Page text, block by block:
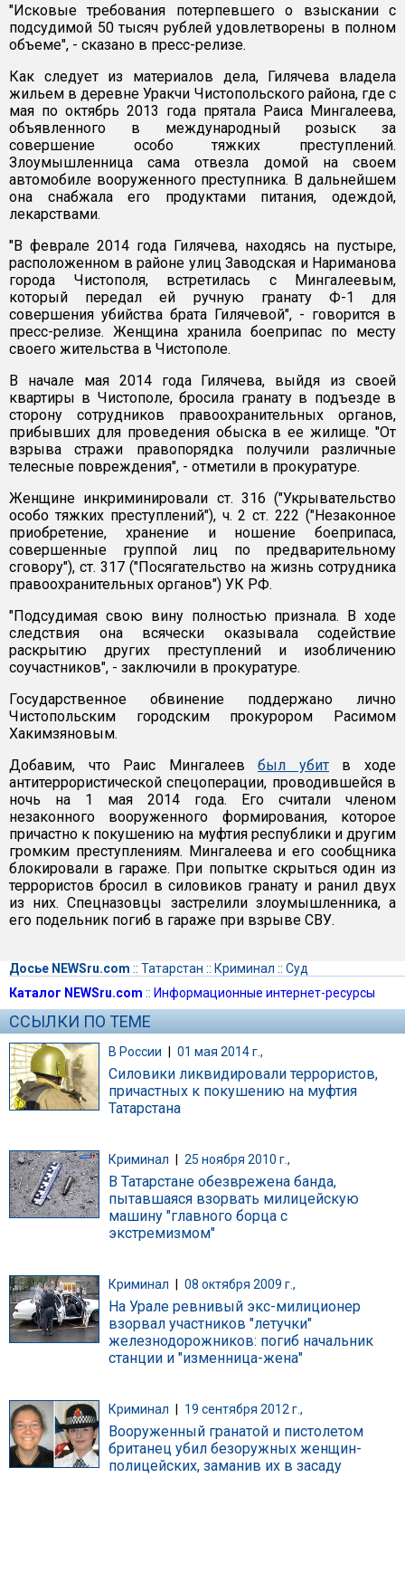
"Исковые требования потерпевшего о взыскании с
подсудимой 50 тысяч рублей удовлетворены в полном
объеме", - сказано в пресс-релизе.
Как следует из материалов дела, Гилячева владела
жильем в деревне Уракчи Чистопольского района, где с
мая по октябрь 2013 года прятала Раиса Мингалеева,
объявленного в международный розыск за
совершение особо тяжких преступлений.
Злоумышленница сама отвезла домой на своем
автомобиле вооруженного преступника. В дальнейшем
она снабжала его продуктами питания, одеждой,
лекарствами.
"В феврале 2014 года Гилячева, находясь на пустыре,
расположенном в районе улиц Заводская и Нариманова
города Чистополя, встретилась с Мингалеевым,
который передал ей ручную гранату Ф-1 для
совершения убийства брата Гилячевой", - говорится в
пресс-релизе. Женщина хранила боеприпас по месту
своего жительства в Чистополе.
В начале мая 2014 года Гилячева, выйдя из своей
квартиры в Чистополе, бросила гранату в подъезде в
сторону сотрудников правоохранительных органов,
прибывших для проведения обыска в ее жилище. "От
взрыва стражи правопорядка получили различные
телесные повреждения", - отметили в прокуратуре.
Женщине инкриминировали ст. 316 ("Укрывательство
особо тяжких преступлений"), ч. 2 ст. 222 ("Незаконное
приобретение, хранение и ношение боеприпаса,
совершенные группой лиц по предварительному
сговору"), ст. 317 ("Посягательство на жизнь сотрудника
правоохранительных органов") УК РФ.
"Подсудимая свою вину полностью признала. В ходе
следствия она всячески оказывала содействие
раскрытию других преступлений и изобличению
соучастников", - заключили в прокуратуре.
Государственное обвинение поддержано лично
Чистопольским городским прокурором Расимом
Хакимзяновым.
Добавим, что Раис Мингалеевбыл убитв ходе
антитеррористической спецоперации, проводившейся в
ночь на 1 мая 2014 года. Его считали членом
незаконного вооруженного формирования, которое
причастно к покушению на муфтия республики и другим
громким преступлениям. Мингалеева и его сообщника
блокировали в гараже. При попытке скрыться один из
террористов бросил в силовиков гранату и ранил двух
из них. Спецназовцы застрелили злоумышленника, а
его подельник погиб в гараже при взрыве СВУ.
Досье NEWSru.com :: Татарстан :: Криминал :: Суд
Каталог NEWSru.com :: Информационные интернет-ресурсы
ССЫЛКИ ПО ТЕМЕ
В России | 01 мая 2014 г.,
Силовики ликвидировали террористов,
причастных к покушению на муфтия
Татарстана
Криминал 25 ноября 2010 г.,
В Татарстане обезврежена банда,
пытавшаяся взорвать милицейскую
машину "главного борца с
экстремизмом"
Криминал 08 октября 2009 г.,
На Урале ревнивый экс-милиционер
взорвал участников "летучки"
железнодорожников: погиб начальник
станции и "изменница-жена"
Криминал 19 сентября 2012 г.,
Вооруженный гранатой и пистолетом
британец убил безоружных женщин-
полицейских, заманив их в засаду